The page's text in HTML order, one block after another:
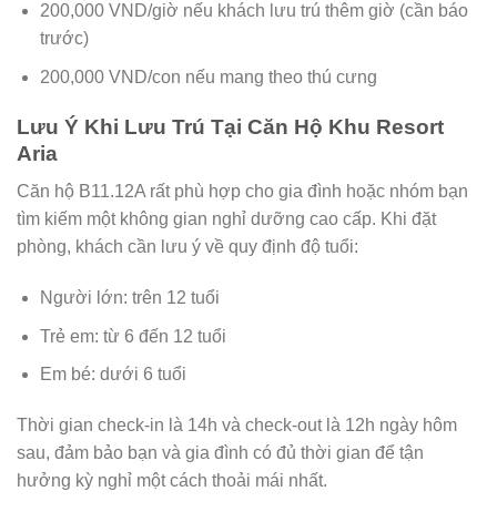
200,000 VND/giờ nếu khách lưu trú thêm giờ (cần báo
trước)
200,000 VND/con nếu mang theo thú cưng
Lưu Ý Khi Lưu Trú Tại Căn Hộ Khu Resort
Aria
Căn hộ B11.12A rất phù hợp cho gia đình hoặc nhóm bạn
tìm kiếm một không gian nghỉ dưỡng cao cấp. Khi đặt
phòng, khách cần lưu ý về quy định độ tuổi:
Người lớn: trên 12 tuổi
Trẻ em: từ 6 đến 12 tuổi
Em bé: dưới 6 tuổi
Thời gian check-in là 14h và check-out là 12h ngày hôm
sau, đảm bảo bạn và gia đình có đủ thời gian để tận
hưởng kỳ nghỉ một cách thoải mái nhất.